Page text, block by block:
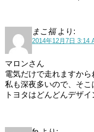
まこ福 より:
2014年12月7日 3:14
マロンさん
電気だけで走れますから
私も深夜多いので、そこ
トヨタはどんどんデザ